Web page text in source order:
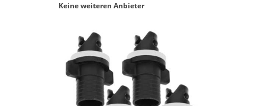
Keine weiteren Anbieter